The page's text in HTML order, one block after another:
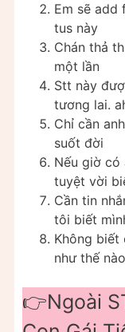
Em sẽ add
tus này
Chán thả
một lần
Stt này
tương lai.
Chỉ cần
suốt đời
Nếu giờ có
tuyệt vời
Cần tin
tôi biết
Không biết
như thế
👉Ngoài